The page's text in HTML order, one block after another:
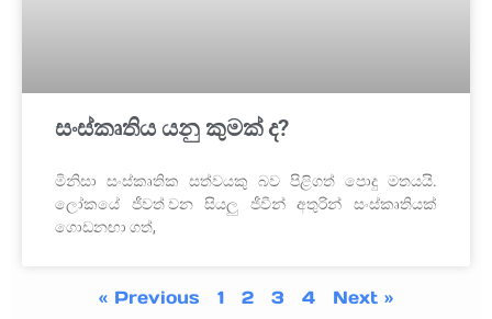
සංස්කෘතිය යනු කුමක් ද?
මිනිසා සංස්කෘතික සත්වයකු බව පිළිගත් පොදු මතයයි.
ලෝකයේ ජීවත් වන සියලු ජීවීන් අතුරින් සංස්කෘතියක්
ගොඩනඟා ගත්,
« Previous 1 2 3 4 Next »